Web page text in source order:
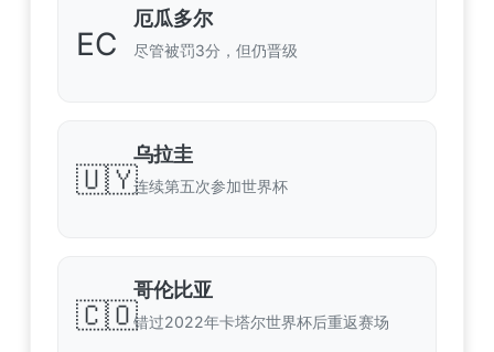
EC
厄瓜多尔
尽管被罚3分，但仍晋级
🇺🇾
乌拉圭
连续第五次参加世界杯
🇨🇴
哥伦比亚
错过2022年卡塔尔世界杯后重返赛场